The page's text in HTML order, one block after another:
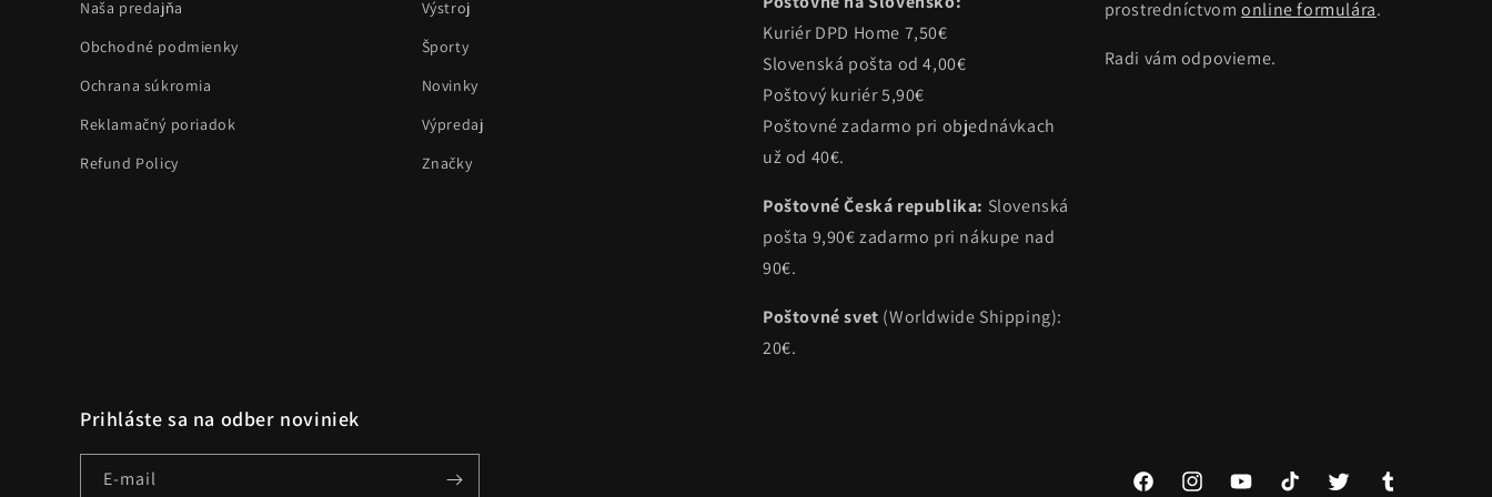
Naša predajňa
Obchodné podmienky
Ochrana súkromia
Reklamačný poriadok
Refund Policy
Výstroj
Športy
Novinky
Výpredaj
Značky
Kuriér DPD Home 7,50€
Slovenská pošta od 4,00€
Poštový kuriér 5,90€
Poštovné zadarmo pri objednávkach
už od 40€.
Poštovné Česká republika: Slovenská
pošta 9,90€ zadarmo pri nákupe nad
90€.
Poštovné svet (Worldwide Shipping):
20€.
prostredníctvomonline formulára.
Radi vám odpovieme.
Prihláste sa na odber noviniek
E-mail